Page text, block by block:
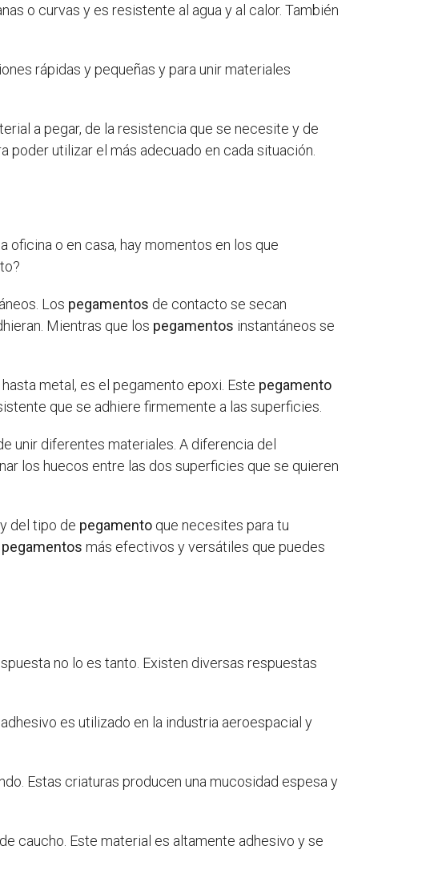
o curvas y es resistente al agua y al calor. También
rápidas y pequeñas y para unir materiales
a pegar, de la resistencia que se necesite y de
utilizar el más adecuado en cada situación.
oficina o en casa, hay momentos en los que
Los pegamentos de contacto se secan
Mientras que los pegamentos instantáneos se
metal, es el pegamento epoxi. Este pegamento
que se adhiere firmemente a las superficies.
unir diferentes materiales. A diferencia del
los huecos entre las dos superficies que se quieren
del tipo de pegamento que necesites para tu
pegamentos más efectivos y versátiles que puedes
no lo es tanto. Existen diversas respuestas
es utilizado en la industria aeroespacial y
Estas criaturas producen una mucosidad espesa y
caucho. Este material es altamente adhesivo y se